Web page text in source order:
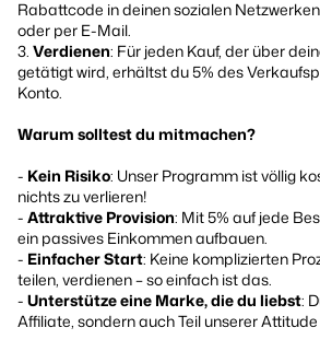
Rabattcode in deinen sozialen
oder per E-Mail.
3. Verdienen: Für jeden Kauf, der über
getätigt wird, erhältst du 5% des
Konto.
Warum solltest du mitmachen?
- Kein Risiko: Unser Programm ist völlig
nichts zu verlieren!
- Attraktive Provision: Mit 5% auf jede
ein passives Einkommen aufbauen.
- Einfacher Start: Keine komplizierten
teilen, verdienen – so einfach ist das.
- Unterstütze eine Marke, die du liebst:
Affiliate, sondern auch Teil unserer